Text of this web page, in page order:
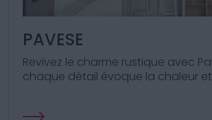
PAVESE
Revivez le charme rustique avec
chaque détail évoque la chaleur